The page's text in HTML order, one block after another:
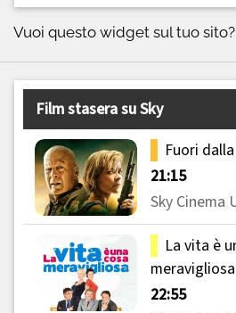
Vuoi questo widget sul tuo sito?